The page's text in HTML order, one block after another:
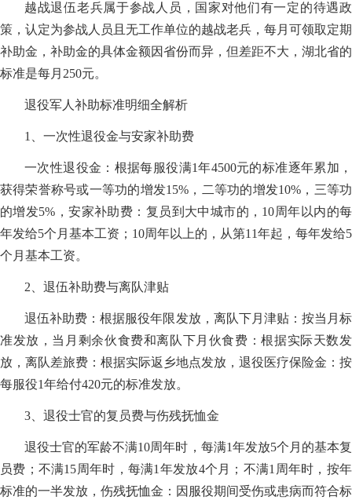
越战退伍老兵属于参战人员，国家对他们有一定的待遇政
策，认定为参战人员且无工作单位的越战老兵，每月可领取定期
补助金，补助金的具体金额因省份而异，但差距不大，湖北省的
标准是每月250元。
退役军人补助标准明细全解析
1、一次性退役金与安家补助费
一次性退役金：根据每服役满1年4500元的标准逐年累加，
获得荣誉称号或一等功的增发15%，二等功的增发10%，三等功
的增发5%，安家补助费：复员到大中城市的，10周年以内的每
年发给5个月基本工资；10周年以上的，从第11年起，每年发给5
个月基本工资。
2、退伍补助费与离队津贴
退伍补助费：根据服役年限发放，离队下月津贴：按当月标
准发放，当月剩余伙食费和离队下月伙食费：根据实际天数发
放，离队差旅费：根据实际返乡地点发放，退役医疗保险金：按
每服役1年给付420元的标准发放。
3、退役士官的复员费与伤残抚恤金
退役士官的军龄不满10周年时，每满1年发放5个月的基本复
员费；不满15周年时，每满1年发放4个月；不满1周年时，按年
标准的一半发放，伤残抚恤金：因服役期间受伤或患病而符合标